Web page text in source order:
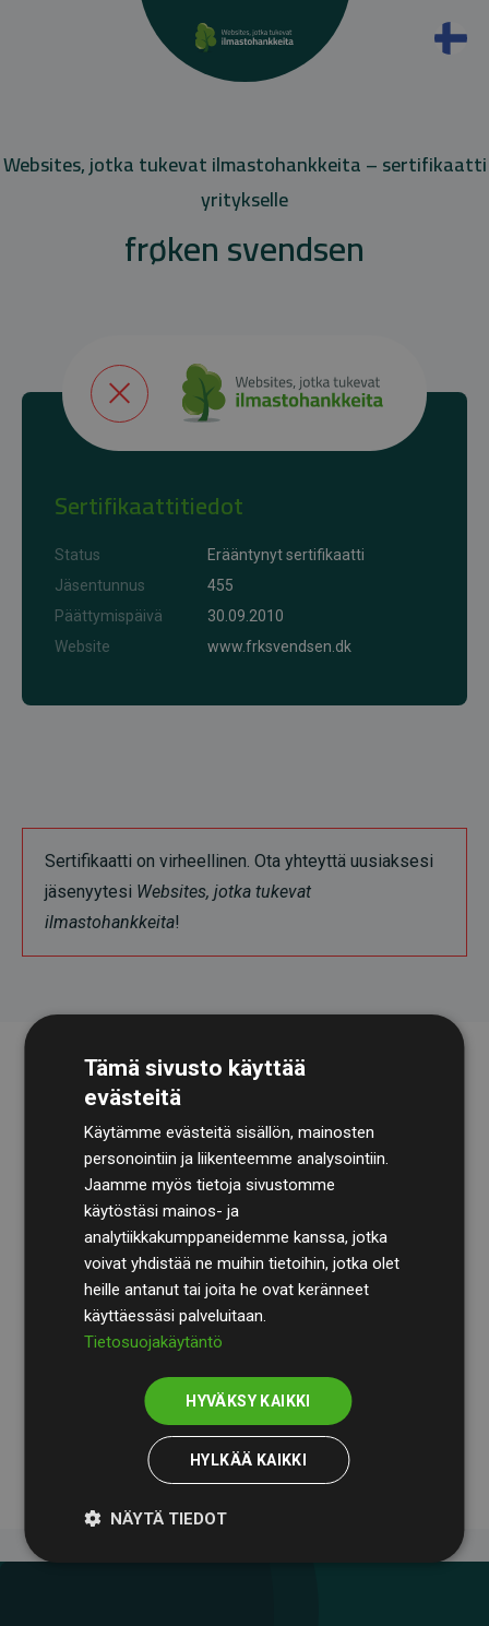
Websites, jotka tukevat ilmastohankkeita – sertifikaatti
yritykselle
frøken svendsen
Sertifikaattitiedot
Status
Erääntynyt sertifikaatti
Jäsentunnus
455
Päättymispäivä
30.09.2010
Website
www.frksvendsen.dk
Sertifikaatti on virheellinen. Ota yhteyttä uusiaksesi
jäsenyytesi Websites, jotka tukevat
ilmastohankkeita!
TilintarkastusyhtiöBDOkäy säännöllisesti läpi
laskelmamme ja menetelmämme varmistaakseen
läpinäkyvyyden ja luotettavuuden.
Heidän tarkastuksensa osoittavat, että investoinnit
ilmastohankkeisiin kompensoivat keskimäärin
arvioiduista CO₂-päästöistä
jäsenverkkosivustoilla –
selkeä todiste toimintatapamme todellisesta
Tämä sivusto käyttää
evästeitä
Käytämme evästeitä sisällön, mainosten
personointiin ja liikenteemme analysointiin.
Jaamme myös tietoja sivustomme
käytöstäsi mainos- ja
analytiikkakumppaneidemme kanssa, jotka
voivat yhdistää ne muihin tietoihin, jotka olet
heille antanut tai joita he ovat keränneet
käyttäessäsi palveluitaan.
Tietosuojakäytäntö
HYVÄKSY KAIKKI
HYLKÄÄ KAIKKI
NÄYTÄ TIEDOT